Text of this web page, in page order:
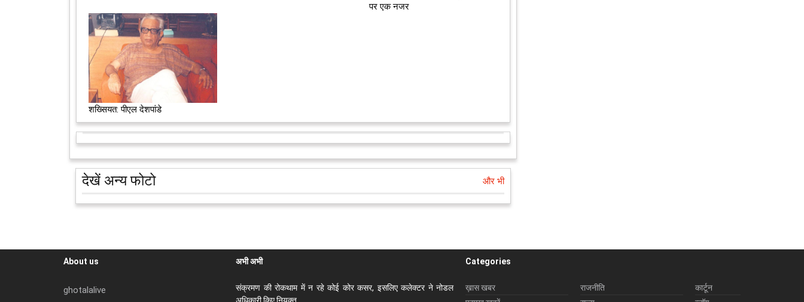
पर एक नजर
शख्सियत: पीएल देशपांडे
देखें अन्य फोटो और भी
About us
ghotalalive
अभी अभी
संक्रमण की रोकथाम में न रहे कोई कोर कसर, इसलिए कलेक्‍टर ने नोडल
Categories
ख़ास खबर
राजनीति
कार्टून